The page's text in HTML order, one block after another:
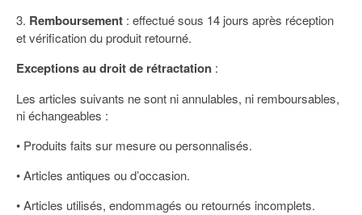
3. Remboursement : effectué sous 14 jours après réception
et vérification du produit retourné.
Exceptions au droit de rétractation :
Les articles suivants ne sont ni annulables, ni remboursables,
ni échangeables :
• Produits faits sur mesure ou personnalisés.
• Articles antiques ou d’occasion.
• Articles utilisés, endommagés ou retournés incomplets.